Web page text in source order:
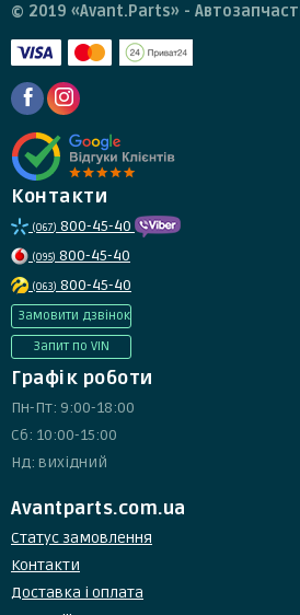
© 2019 «Avant.Parts» -
Контакти
(067) 800-45-40
(095) 800-45-40
(063) 800-45-40
Замовити дзвінок
Запит по VIN
Графік роботи
Пн-Пт: 9:00-18:00
Сб: 10:00-15:00
Нд: вихідний
Avantparts.com.ua
Статус замовлення
Контакти
Доставка і оплата